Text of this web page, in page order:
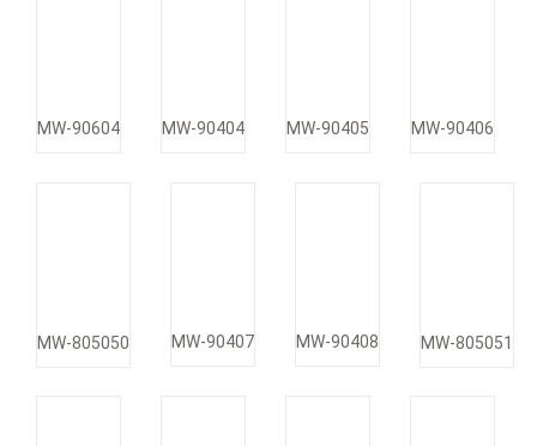
MW-90604 MW-90404 MW-90405 MW-90406
MW-805050 MW-90407 MW-90408 MW-805051